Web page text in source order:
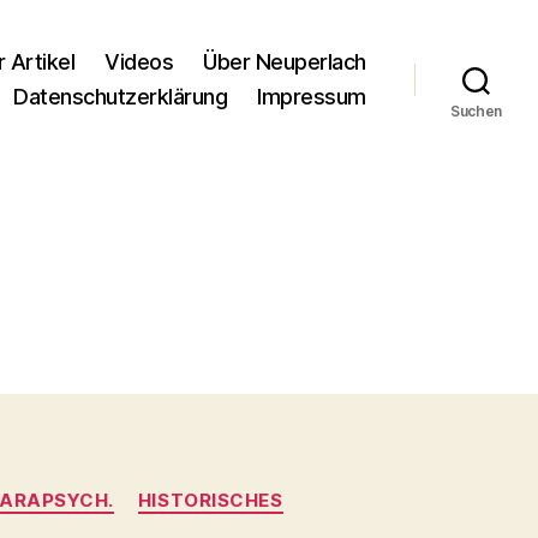
Artikel Videos
Über Neuperlach
Datenschutzerklärung Impressum
Suchen
HISTORISCHES